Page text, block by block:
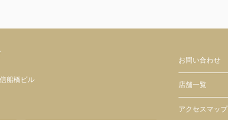
船橋ビル
お問い合わせ
店舗一覧
アクセスマップ